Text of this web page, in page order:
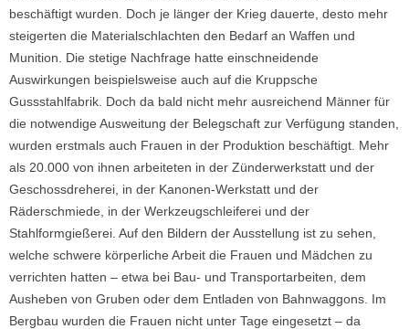
beschäftigt wurden. Doch je länger der Krieg dauerte, desto mehr
steigerten die Materialschlachten den Bedarf an Waffen und
Munition. Die stetige Nachfrage hatte einschneidende
Auswirkungen beispielsweise auch auf die Kruppsche
Gussstahlfabrik. Doch da bald nicht mehr ausreichend Männer für
die notwendige Ausweitung der Belegschaft zur Verfügung standen,
wurden erstmals auch Frauen in der Produktion beschäftigt. Mehr
als 20.000 von ihnen arbeiteten in der Zünderwerkstatt und der
Geschossdreherei, in der Kanonen-Werkstatt und der
Räderschmiede, in der Werkzeugschleiferei und der
Stahlformgießerei. Auf den Bildern der Ausstellung ist zu sehen,
welche schwere körperliche Arbeit die Frauen und Mädchen zu
verrichten hatten – etwa bei Bau- und Transportarbeiten, dem
Ausheben von Gruben oder dem Entladen von Bahnwaggons. Im
Bergbau wurden die Frauen nicht unter Tage eingesetzt – da